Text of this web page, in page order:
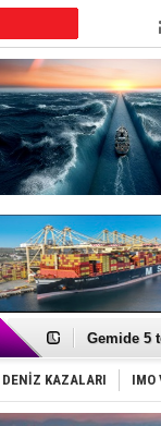
Dron
Gemide 5
Yakıt
Rus
Tatil
DENİZ KAZALARI IMO